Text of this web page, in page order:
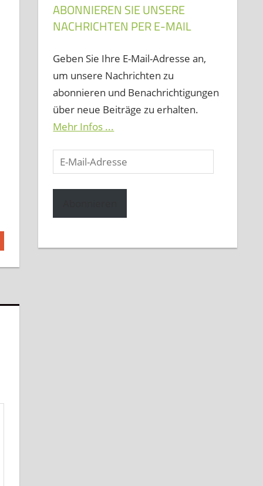
ABONNIEREN SIE UNSERE
NACHRICHTEN PER E-MAIL
Geben Sie Ihre E-Mail-Adresse an,
um unsere Nachrichten zu
abonnieren und Benachrichtigungen
über neue Beiträge zu erhalten.
Mehr Infos ...
E-
Mail-
Adresse